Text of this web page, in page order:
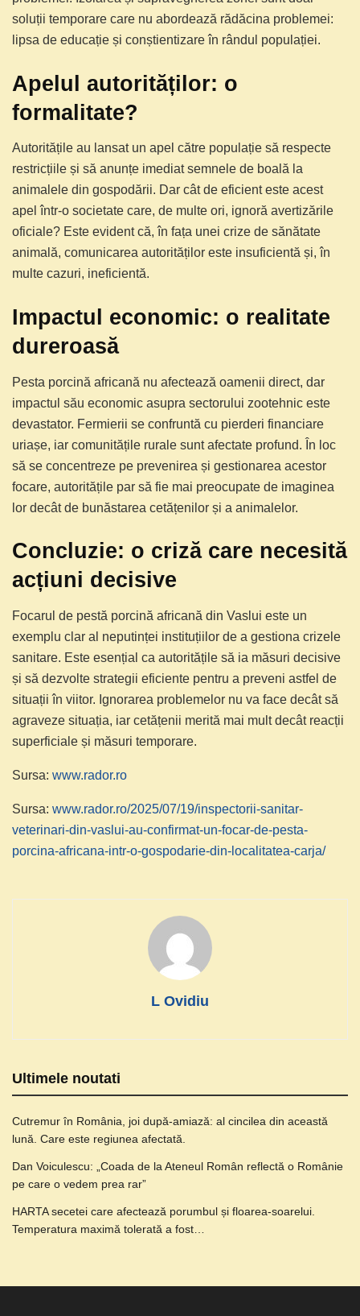
soluții temporare care nu abordează rădăcina problemei:
lipsa de educație și conștientizare în rândul populației.
Apelul autorităților: o
formalitate?
Autoritățile au lansat un apel către populație să respecte
restricțiile și să anunțe imediat semnele de boală la
animalele din gospodării. Dar cât de eficient este acest
apel într-o societate care, de multe ori, ignoră avertizările
oficiale? Este evident că, în fața unei crize de sănătate
animală, comunicarea autorităților este insuficientă și, în
multe cazuri, ineficientă.
Impactul economic: o realitate
dureroasă
Pesta porcină africană nu afectează oamenii direct, dar
impactul său economic asupra sectorului zootehnic este
devastator. Fermierii se confruntă cu pierderi financiare
uriașe, iar comunitățile rurale sunt afectate profund. În loc
să se concentreze pe prevenirea și gestionarea acestor
focare, autoritățile par să fie mai preocupate de imaginea
lor decât de bunăstarea cetățenilor și a animalelor.
Concluzie: o criză care necesită
acțiuni decisive
Focarul de pestă porcină africană din Vaslui este un
exemplu clar al neputinței instituțiilor de a gestiona crizele
sanitare. Este esențial ca autoritățile să ia măsuri decisive
și să dezvolte strategii eficiente pentru a preveni astfel de
situații în viitor. Ignorarea problemelor nu va face decât să
agraveze situația, iar cetățenii merită mai mult decât reacții
superficiale și măsuri temporare.
Sursa: www.rador.ro
Sursa: www.rador.ro/2025/07/19/inspectorii-sanitar-
veterinari-din-vaslui-au-confirmat-un-focar-de-pesta-
porcina-africana-intr-o-gospodarie-din-localitatea-carja/
L Ovidiu
Ultimele noutati
Cutremur în România, joi după-amiază: al cincilea din această
lună. Care este regiunea afectată.
Dan Voiculescu: „Coada de la Ateneul Român reflectă o Românie
pe care o vedem prea rar”
HARTA secetei care afectează porumbul și floarea-soarelui.
Temperatura maximă tolerată a fost…